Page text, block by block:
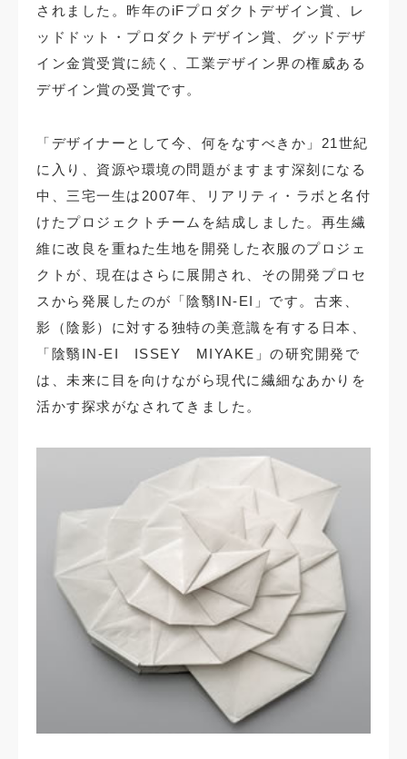
されました。昨年のiFプロダクトデザイン賞、レ
ッドドット・プロダクトデザイン賞、グッドデザ
イン金賞受賞に続く、工業デザイン界の権威ある
デザイン賞の受賞です。
「デザイナーとして今、何をなすべきか」21世紀
に入り、資源や環境の問題がますます深刻になる
中、三宅一生は2007年、リアリティ・ラボと名付
けたプロジェクトチームを結成しました。再生繊
維に改良を重ねた生地を開発した衣服のプロジェ
クトが、現在はさらに展開され、その開発プロセ
スから発展したのが「陰翳IN-EI」です。古来、
影（陰影）に対する独特の美意識を有する日本、
「陰翳IN-EI ISSEY MIYAKE」の研究開発で
は、未来に目を向けながら現代に繊細なあかりを
活かす探求がなされてきました。